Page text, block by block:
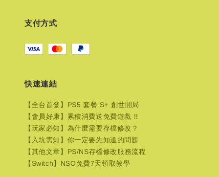
支付方式
快速連結
【全台首發】PS5 套餐 S+ 創世開局
【會員好康】累積消費送免費遊戲 !!
【玩家必知】為什麼需要存檔修改？
【入坑需知】你一定要先知道的問題
【其他文章】PS/NS存檔修改服務流程
【Switch】NSO免費7天領取教學